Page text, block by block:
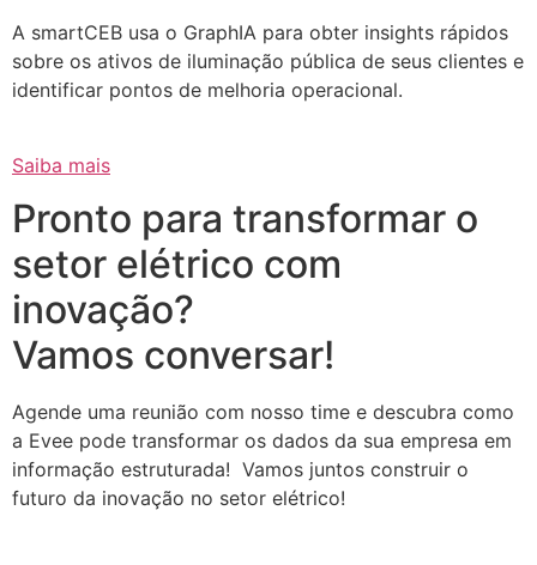
A smartCEB usa o GraphIA para obter insights rápidos
sobre os ativos de iluminação pública de seus clientes e
identificar pontos de melhoria operacional.
Saiba mais
Pronto para transformar o
setor elétrico com
inovação?
Vamos conversar!
Agende uma reunião com nosso time e descubra como
a Evee pode transformar os dados da sua empresa em
informação estruturada! Vamos juntos construir o
futuro da inovação no setor elétrico!